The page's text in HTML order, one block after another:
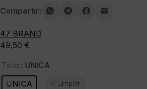
49,50 €
Talla : UNICA
UNICA
Limpiar
Compartir:
47 BRAND